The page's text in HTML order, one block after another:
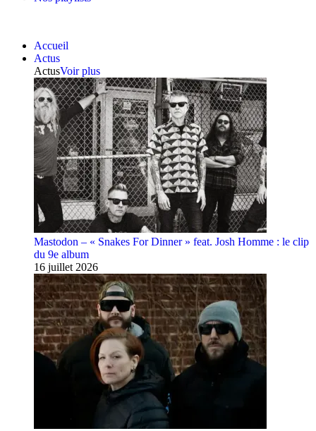
Accueil
Actus
ActusVoir plus
Mastodon – « Snakes For Dinner » feat. Josh Homme : le clip
du 9e album
16 juillet 2026